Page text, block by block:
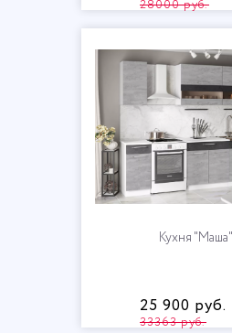
28000 руб.
Кухня
25 900 руб.
33363 руб.